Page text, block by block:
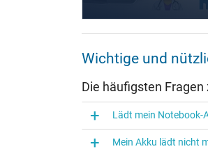
Prüfsiegel
Wichtige und
Die häufigsten
Lädt mein Notebook-
Mein Akku lädt nicht